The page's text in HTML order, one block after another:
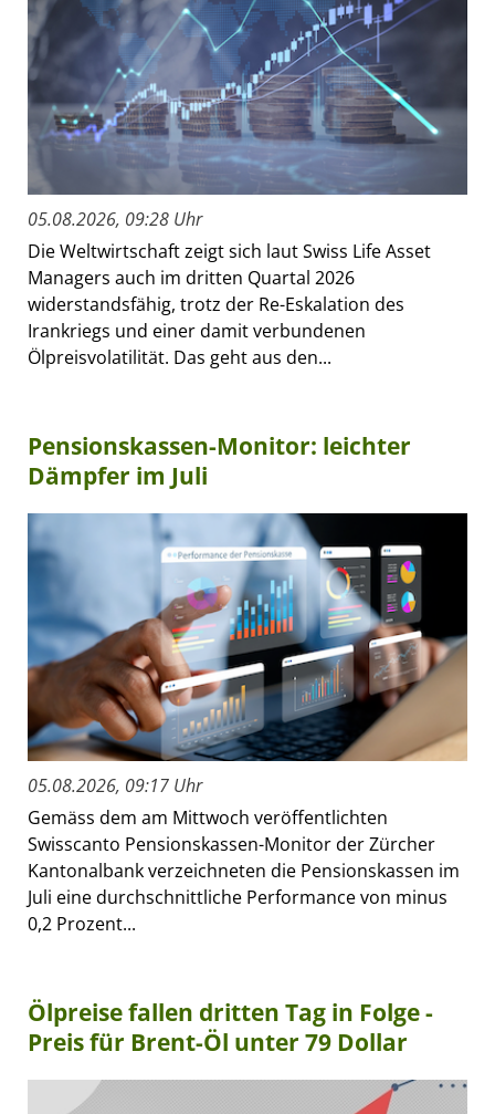
05.08.2026, 09:28 Uhr
Die Weltwirtschaft zeigt sich laut Swiss Life Asset
Managers auch im dritten Quartal 2026
widerstandsfähig, trotz der Re-Eskalation des
Irankriegs und einer damit verbundenen
Ölpreisvolatilität. Das geht aus den...
Pensionskassen-Monitor: leichter
Dämpfer im Juli
05.08.2026, 09:17 Uhr
Gemäss dem am Mittwoch veröffentlichten
Swisscanto Pensionskassen-Monitor der Zürcher
Kantonalbank verzeichneten die Pensionskassen im
Juli eine durchschnittliche Performance von minus
0,2 Prozent...
Ölpreise fallen dritten Tag in Folge -
Preis für Brent-Öl unter 79 Dollar